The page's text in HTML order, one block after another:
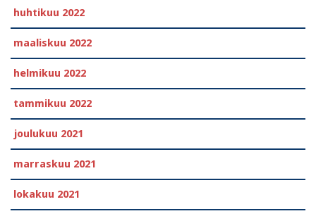
huhtikuu 2022
maaliskuu 2022
helmikuu 2022
tammikuu 2022
joulukuu 2021
marraskuu 2021
lokakuu 2021